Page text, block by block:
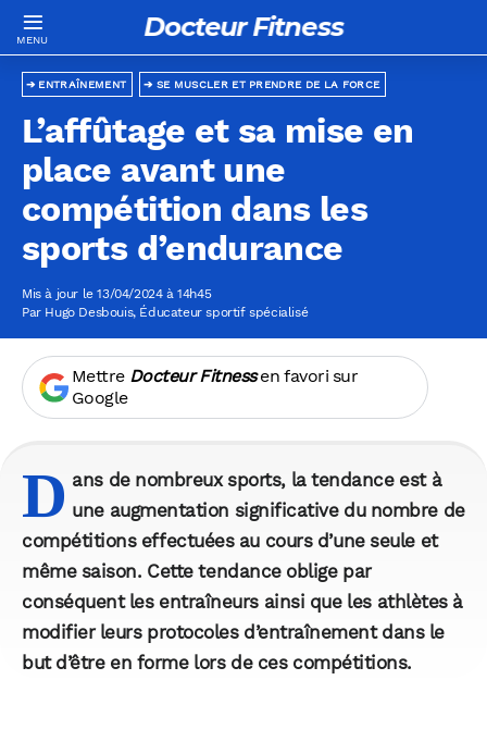
Docteur Fitness
SE MUSCLER ET PRENDRE DE LA FORCE
ENTRAÎNEMENT
L’affûtage et sa mise en
place avant une
compétition dans les
sports d’endurance
Mis à jour le 13/04/2024 à 14h45
Par Hugo Desbouis, Éducateur sportif spécialisé
Mettre Docteur Fitnessen favori sur
Google
D ans de nombreux sports, la tendance est à
une augmentation significative du nombre de
compétitions effectuées au cours d’une seule et
même saison. Cette tendance oblige par
conséquent les entraîneurs ainsi que les athlètes à
modifier leurs protocoles d’entraînement dans le
but d’être en forme lors de ces compétitions.